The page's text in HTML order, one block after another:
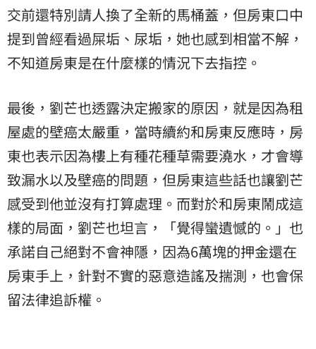
交前還特別請人換了全新的馬桶蓋，但房東口中
提到曾經看過屎垢、尿垢，她也感到相當不解，
不知道房東是在什麼樣的情況下去指控。
最後，劉芒也透露決定搬家的原因，就是因為租
屋處的壁癌太嚴重，當時續約和房東反應時，房
東也表示因為樓上有種花種草需要澆水，才會導
致漏水以及壁癌的問題，但房東這些話也讓劉芒
感受到他並沒有打算處理。而對於和房東鬧成這
樣的局面，劉芒也坦言，「覺得蠻遺憾的。」也
承諾自己絕對不會神隱，因為6萬塊的押金還在
房東手上，針對不實的惡意造謠及揣測，也會保
留法律追訴權。